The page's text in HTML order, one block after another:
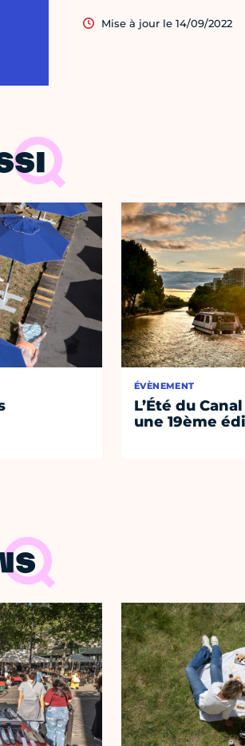
Mise à jour le 14/09/2022
ÉVÈNEMENT
L’Été du
une 19ème